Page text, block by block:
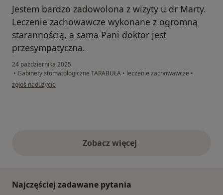
Jestem bardzo zadowolona z wizyty u dr Marty.
Leczenie zachowawcze wykonane z ogromną
starannością, a sama Pani doktor jest
przesympatyczna.
24 października 2025
• Gabinety stomatologiczne TARABUŁA • leczenie zachowawcze •
w opinii użytkownika Magda
zgłoś nadużycie
Zobacz więcejopinie powyżej
Najczęściej zadawane pytania